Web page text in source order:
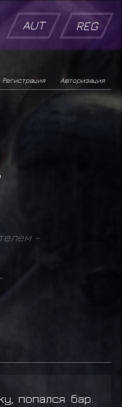
AUT REG
Авторизация
Регистрация
-
попался бар.